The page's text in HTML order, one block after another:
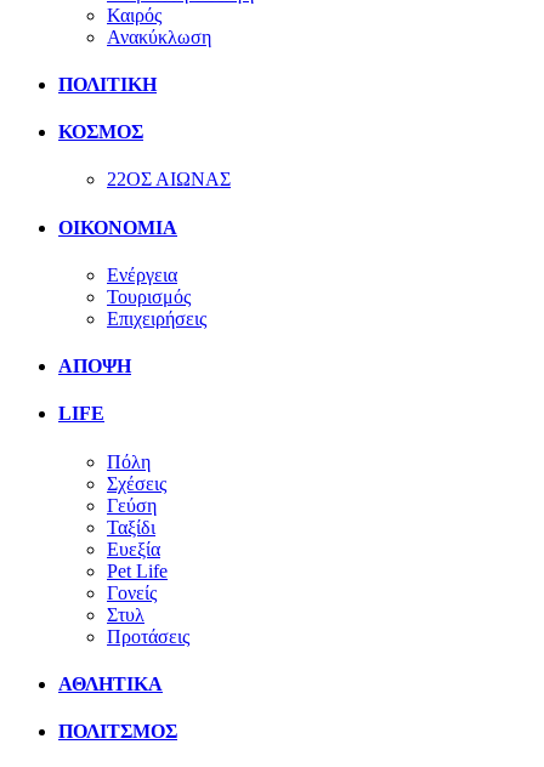
Καιρός
Ανακύκλωση
ΠΟΛΙΤΙΚΗ
ΚΟΣΜΟΣ
22ΟΣ ΑΙΩΝΑΣ
ΟΙΚΟΝΟΜΙΑ
Ενέργεια
Τουρισμός
Επιχειρήσεις
ΑΠΟΨΗ
LIFE
Πόλη
Σχέσεις
Γεύση
Ταξίδι
Ευεξία
Pet Life
Γονείς
Στυλ
Προτάσεις
ΑΘΛΗΤΙΚΑ
ΠΟΛΙΤΣΜΟΣ